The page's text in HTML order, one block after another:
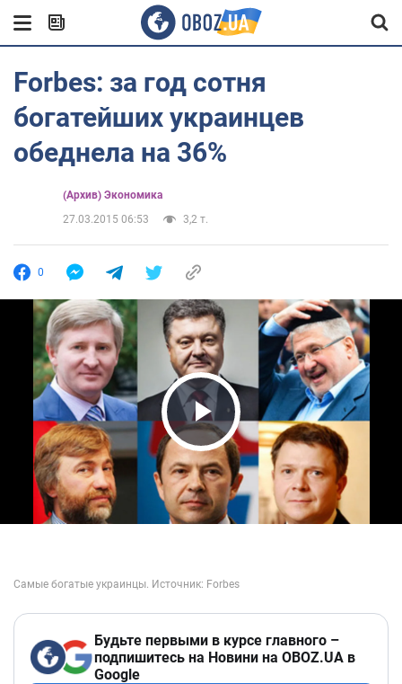
Forbes: за год сотня
богатейших украинцев
обеднела на 36%
(Архив) Экономика
27.03.2015 06:53
3,2 т.
0
Play Video
Будьте первыми в курсе главного –
подпишитесь на Новини на OBOZ.UA в
Google